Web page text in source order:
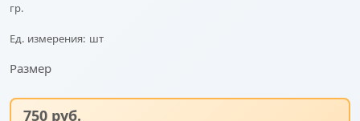
гр.
Ед. измерения: шт
Размер
750 руб.